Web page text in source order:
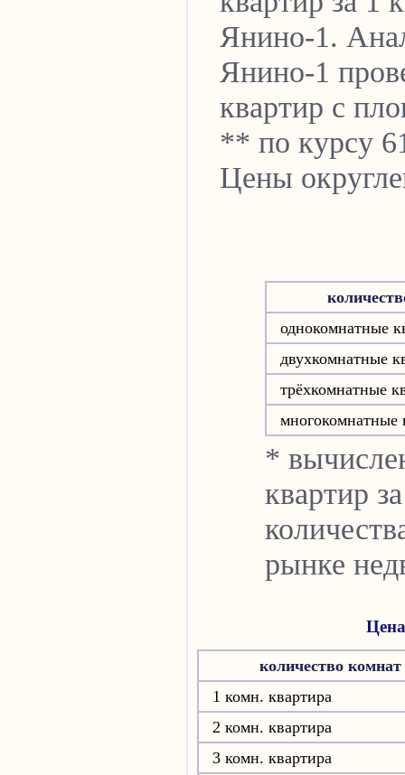
Янино-1.
Янино-1
квартир с
** по курсу
Цены
однокомнатные
двухкомнатные
трёхкомнатные
многокомнатные
*
квартир
рынке
количество комнат
1 комн. квартира
2 комн. квартира
3 комн. квартира